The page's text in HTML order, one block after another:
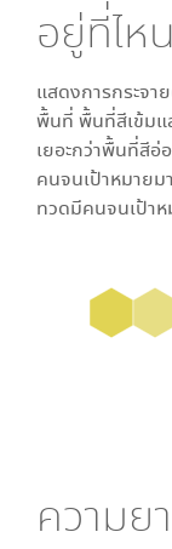
อยู่ที่ไห
แสดงการกระจา
พื้นที่ พื้นที่สีเข้มแ
เยอะกว่าพื้นที่สีอ่
คนจนเป้าหมาย
ทวดมีคนจนเป้า
ความย